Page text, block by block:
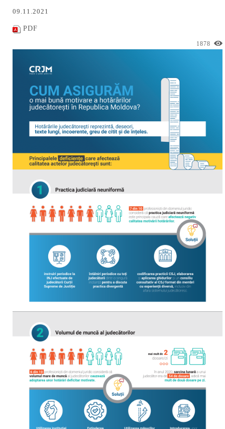
09.11.2021
PDF
1878